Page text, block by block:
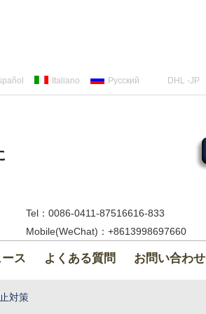
Italiano Русский DHL -JP
Tel：0086-0411-87516616-833
Mobile(WeChat)：+8613998697660
ス よくある質問 お問い合わせ
対策